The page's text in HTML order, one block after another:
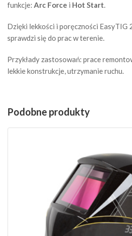
funkcje: Arc Force i Hot Start.
Dzięki lekkości i poręczności EasyTIG
sprawdzi się do prac w terenie.
Przykłady zastosowań: prace
lekkie konstrukcje, utrzymanie ruchu.
Podobne produkty